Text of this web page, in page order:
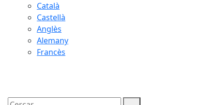
Català
Castellà
Anglès
Alemany
Francès